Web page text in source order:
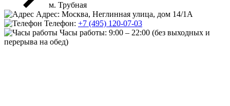
м. Трубная
Адрес: Москва, Неглинная улица, дом 14/1А
Телефон: +7 (495) 120-07-03
Часы работы: 9:00 – 22:00 (без выходных и
перерыва на обед)